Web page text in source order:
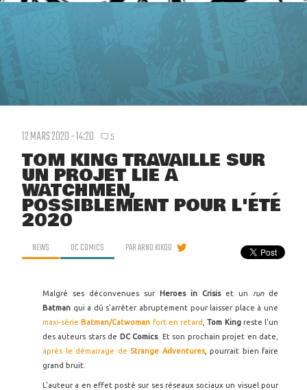
12 MARS 2020 - 14:20 5
TOM KING TRAVAILLE SUR
UN PROJET LIÉ À
WATCHMEN,
POSSIBLEMENT POUR L'ÉTÉ
2020
NEWS DC COMICS PARARNO KIKOO
Malgré ses déconvenues sur Heroes in Crisis et un run de
Batman qui a dû s'arrêter abruptement pour laisser place à une
maxi-sérieBatman/Catwoman fort en retard ,Tom King reste l'un
des auteurs stars de DC Comics. Et son prochain projet en date,
après le démarrage de Strange Adventures, pourrait bien faire
grand bruit.
L'auteur a en effet posté sur ses réseaux sociaux un visuel pour